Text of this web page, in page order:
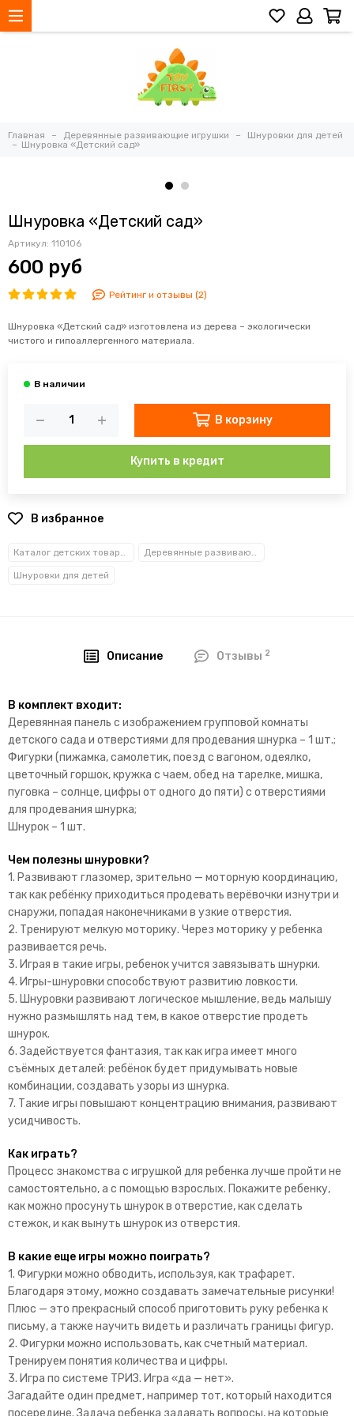
Главная Деревянные развивающие игрушки
Шнуровки для детей
Шнуровка «Детский сад»
Шнуровка «Детский сад»
Артикул: 110106
600 руб
Рейтинг и отзывы (2)
Шнуровка «Детский сад» изготовлена из дерева – экологически
чистого и гипоаллергенного материала.
В корзину
Купить в кредит
В избранное
Каталог детских товаров Деревянные развивающие игрушки
Шнуровки для детей
Описание Отзывы 2
В комплект входит:
Деревянная панель с изображением групповой комнаты
детского сада и отверстиями для продевания шнурка – 1 шт.;
Фигурки (пижамка, самолетик, поезд с вагоном, одеялко,
цветочный горшок, кружка с чаем, обед на тарелке, мишка,
пуговка – солнце, цифры от одного до пяти) с отверстиями
для продевания шнурка;
Шнурок – 1 шт.
Чем полезны шнуровки?
1. Развивают глазомер, зрительно — моторную координацию,
так как ребёнку приходиться продевать верёвочки изнутри и
снаружи, попадая наконечниками в узкие отверстия.
2. Тренируют мелкую моторику. Через моторику у ребенка
развивается речь.
3. Играя в такие игры, ребенок учится завязывать шнурки.
4. Игры-шнуровки способствуют развитию ловкости.
5. Шнуровки развивают логическое мышление, ведь малышу
нужно размышлять над тем, в какое отверстие продеть
шнурок.
6. Задействуется фантазия, так как игра имеет много
съёмных деталей: ребёнок будет придумывать новые
комбинации, создавать узоры из шнурка.
7. Такие игры повышают концентрацию внимания, развивают
усидчивость.
Как играть?
Процесс знакомства с игрушкой для ребенка лучше пройти не
самостоятельно, а с помощью взрослых. Покажите ребенку,
как можно просунуть шнурок в отверстие, как сделать
стежок, и как вынуть шнурок из отверстия.
В какие еще игры можно поиграть?
1. Фигурки можно обводить, используя, как трафарет.
Благодаря этому, можно создавать замечательные рисунки!
Плюс — это прекрасный способ приготовить руку ребенка к
письму, а также научить видеть и различать границы фигур.
2. Фигурки можно использовать, как счетный материал.
Тренируем понятия количества и цифры.
3. Игра по системе ТРИЗ. Игра «да — нет».
Загадайте один предмет, например тот, который находится
посередине. Задача ребенка задавать вопросы, на которые